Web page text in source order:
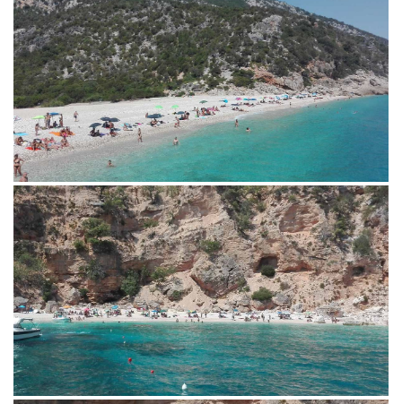
www.calagononevacanze.org
+39 3492317246
info@calagononevacanze.org